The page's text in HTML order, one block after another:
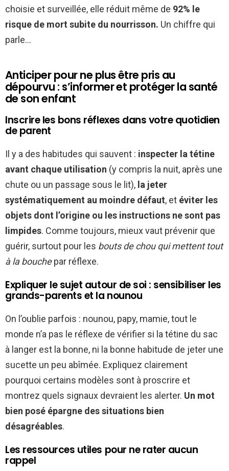
choisie et surveillée, elle réduit même de 92% le
risque de mort subite du nourrisson. Un chiffre qui
parle…
Anticiper pour ne plus être pris au
dépourvu : s’informer et protéger la santé
de son enfant
Inscrire les bons réflexes dans votre quotidien
de parent
Il y a des habitudes qui sauvent : inspecter la tétine
avant chaque utilisation (y compris la nuit, après une
chute ou un passage sous le lit), la jeter
systématiquement au moindre défaut, et éviter les
objets dont l’origine ou les instructions ne sont pas
limpides. Comme toujours, mieux vaut prévenir que
guérir, surtout pour les bouts de chou qui mettent tout
à la bouchepar réflexe.
Expliquer le sujet autour de soi : sensibiliser les
grands-parents et la nounou
On l’oublie parfois : nounou, papy, mamie, tout le
monde n’a pas le réflexe de vérifier si la tétine du sac
à langer est la bonne, ni la bonne habitude de jeter une
sucette un peu abîmée. Expliquez clairement
pourquoi certains modèles sont à proscrire et
montrez quels signaux devraient les alerter. Un mot
bien posé épargne des situations bien
désagréables.
Les ressources utiles pour ne rater aucun
rappel